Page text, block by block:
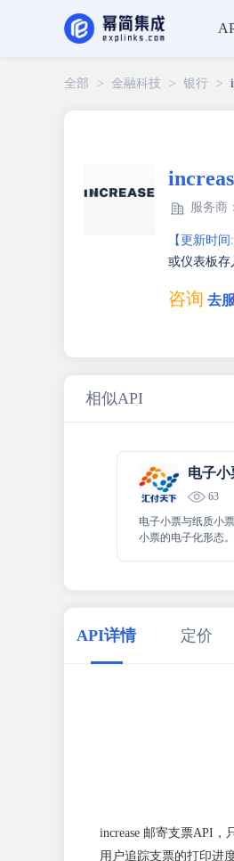
全部 > 金融科技 > 银行 >
服务商：
【更新时间
或仪表板存
咨询 去
相似API
电子
63
电子小票与纸质小
小票的电子化形态
API详情 定价
increase 邮寄支票API
用户追踪支票的打印进